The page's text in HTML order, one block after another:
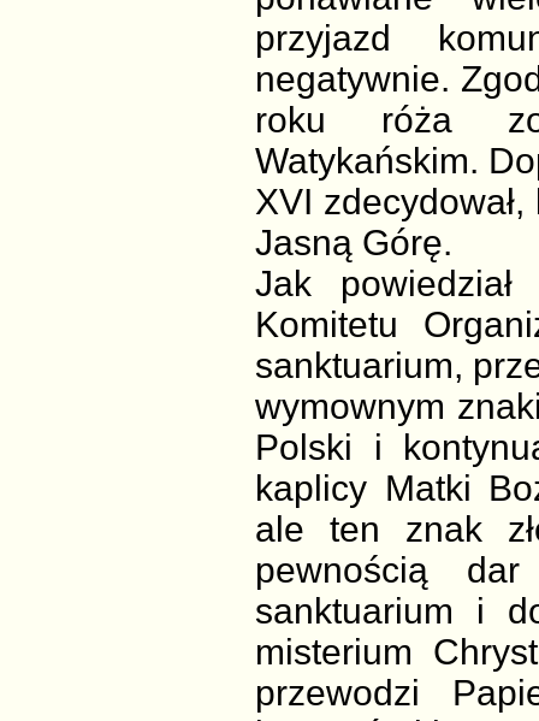
przyjazd
negatywnie.
roku róża
Watykańskim.
XVI
Jasną Górę.
Jak
Komitetu
sanktuarium,
wymownym
Polski i
kaplicy Matki
ale ten znak
pewnością
sanktuarium i
misterium
przewodzi